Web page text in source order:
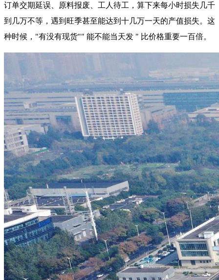
订单交期延误、原料报废、工人待工，算下来每小时损失几千
到几万不等，遇到旺季甚至能达到十几万一天的产值损失。这
种时候，"有没有现货"" 能不能当天发 " 比价格重要一百倍。